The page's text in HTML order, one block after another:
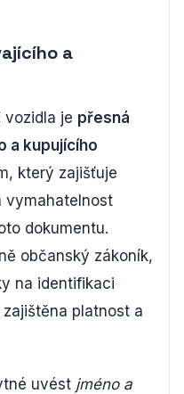
a
vozidla je přesná
a kupujícího
který zajišťuje
vymahatelnost
dokumentu.
občanský zákoník,
na identifikaci
platnost a
uvést jméno a